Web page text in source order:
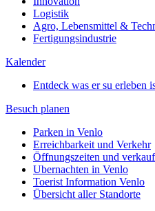
Logistik
Agro, Lebensmittel &
Fertigungsindustrie
Kalender
Entdeck was er su erleben
Besuch planen
Parken in Venlo
Erreichbarkeit und Verkehr
Öffnungszeiten und
Ubernachten in Venlo
Toerist Information Venlo
Übersicht aller Standorte